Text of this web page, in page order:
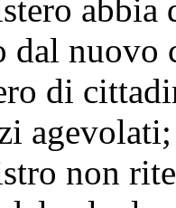
abbia
dal
di
agevolati;